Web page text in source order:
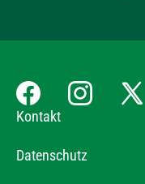
Kontakt
Datenschutz